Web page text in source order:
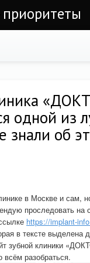
одной из
знали об
в Москве и сам,
проследовать на
https://implant-
в тексте выделена
зубной клиники
всём разобраться.